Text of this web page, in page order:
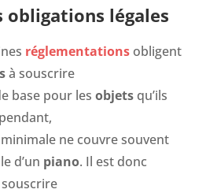
obligations légales
réglementationsobligent
à souscrire
base pour les objetsqu’ils
ne couvre souvent
d’un piano. Il est donc